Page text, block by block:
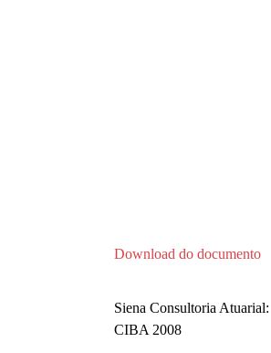
Download do documento
Siena Consultoria Atuarial:
CIBA 2008